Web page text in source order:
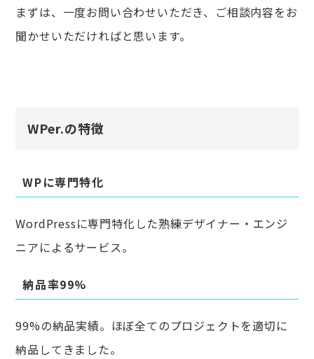
まずは、一度お問い合わせいただき、ご相談内容をお
聞かせいただければと思います。
WPer.の特徴
WPに専門特化
WordPressに専門特化した熟練デザイナー・エンジ
ニアによるサービス。
納品率99%
99%の納品実績。ほぼ全てのプロジェクトを適切に
納品してきました。